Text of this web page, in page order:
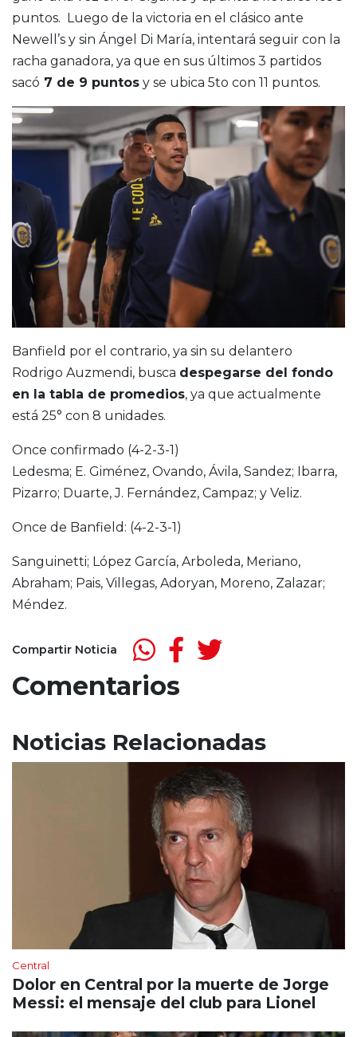
puntos. Luego de la victoria en el clásico ante
Newell’s y sin Ángel Di María, intentará seguir con la
racha ganadora, ya que en sus últimos 3 partidos
sacó 7 de 9 puntos y se ubica 5to con 11 puntos.
Banfield por el contrario, ya sin su delantero
Rodrigo Auzmendi, busca despegarse del fondo
en la tabla de promedios, ya que actualmente
está 25° con 8 unidades.
Once confirmado (4-2-3-1)
Ledesma; E. Giménez, Ovando, Ávila, Sandez; Ibarra,
Pizarro; Duarte, J. Fernández, Campaz; y Veliz.
Once de Banfield: (4-2-3-1)
Sanguinetti; López García, Arboleda, Meriano,
Abraham; Pais, Villegas, Adoryan, Moreno, Zalazar;
Méndez.
Compartir Noticia
Comentarios
Noticias Relacionadas
Central
Dolor en Central por la muerte de Jorge
Messi: el mensaje del club para Lionel